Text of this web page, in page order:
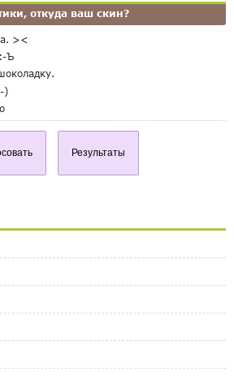
откуда ваш скин?
><
Ъ
)
Результаты